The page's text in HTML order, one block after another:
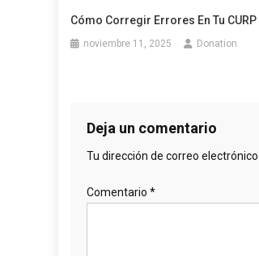
Cómo Corregir Errores En Tu CURP
noviembre 11, 2025 Donation
Deja un comentario
Tu dirección de correo
Comentario *